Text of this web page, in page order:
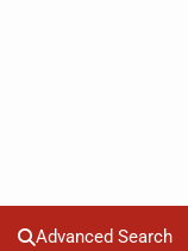
Advanced Search